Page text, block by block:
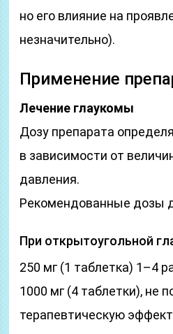
но его влияние на
незначительно).
Применение
Лечение глаукомы
Дозу препарата
в зависимости от
давления.
Рекомендованные дозы
При открытоугольной
250 мг (1 таблетка) 1–4
1000 мг (4 таблетки), не
терапевтическую